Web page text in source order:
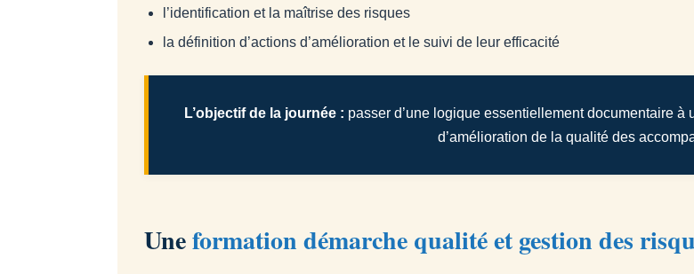
l’identification et la maîtrise des risques
la définition d’actions d’amélioration et le suivi de leur efficacité
L’objectif de la journée : passer d’une logique essentiellement documentaire à
d’amélioration de la qualité des
Uneformation démarche qualité et gestion des